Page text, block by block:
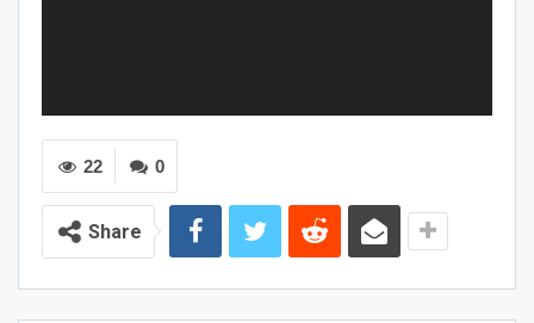
0
22
Share